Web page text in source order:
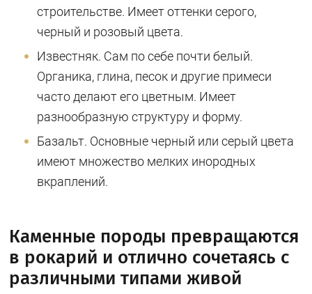
строительстве. Имеет оттенки серого,
черный и розовый цвета.
Известняк. Сам по себе почти белый.
Органика, глина, песок и другие примеси
часто делают его цветным. Имеет
разнообразную структуру и форму.
Базальт. Основные черный или серый цвета
имеют множество мелких инородных
вкраплений.
Каменные породы превращаются
в рокарий и отлично сочетаясь с
различными типами живой